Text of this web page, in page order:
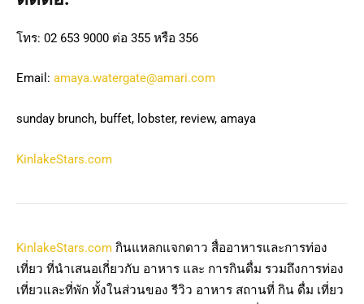
โทร: 02 653 9000 ต่อ 355 หรือ 356
Email: amaya.watergate@amari.com
sunday brunch, buffet, lobster, review, amaya
KinlakeStars.com
KinlakeStars.com กินแหลกแจกดาว สื่ออาหารและการท่อง
เที่ยว ที่นำเสนอเกี่ยวกับ อาหาร และ การกินดื่ม รวมถึงการท่อง
เที่ยวและที่พัก ทั้งในส่วนของ รีวิว อาหาร สถานที่ กิน ดื่ม เที่ยว